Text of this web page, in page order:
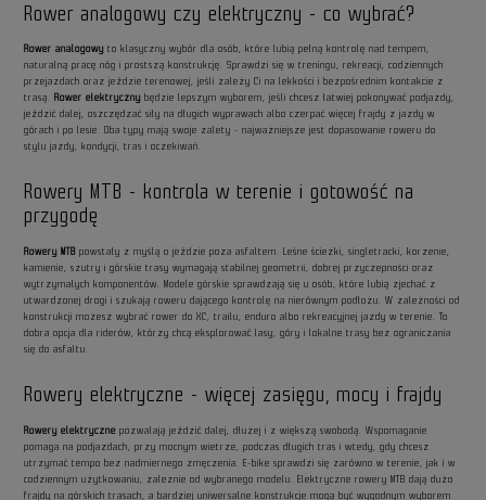
Rower analogowy czy elektryczny - co wybrać?
Rower analogowy to klasyczny wybór dla osób, które lubią pełną kontrolę nad tempem,
naturalną pracę nóg i prostszą konstrukcję. Sprawdzi się w treningu, rekreacji, codziennych
przejazdach oraz jeździe terenowej, jeśli zależy Ci na lekkości i bezpośrednim kontakcie z
trasą. Rower elektryczny będzie lepszym wyborem, jeśli chcesz łatwiej pokonywać podjazdy,
jeździć dalej, oszczędzać siły na długich wyprawach albo czerpać więcej frajdy z jazdy w
górach i po lesie. Oba typy mają swoje zalety - najważniejsze jest dopasowanie roweru do
stylu jazdy, kondycji, tras i oczekiwań.
Rowery MTB - kontrola w terenie i gotowość na
przygodę
Rowery MTB powstały z myślą o jeździe poza asfaltem. Leśne ścieżki, singletracki, korzenie,
kamienie, szutry i górskie trasy wymagają stabilnej geometrii, dobrej przyczepności oraz
wytrzymałych komponentów. Modele górskie sprawdzają się u osób, które lubią zjechać z
utwardzonej drogi i szukają roweru dającego kontrolę na nierównym podłożu. W zależności od
konstrukcji możesz wybrać rower do XC, trailu, enduro albo rekreacyjnej jazdy w terenie. To
dobra opcja dla riderów, którzy chcą eksplorować lasy, góry i lokalne trasy bez ograniczania
się do asfaltu.
Rowery elektryczne - więcej zasięgu, mocy i frajdy
Rowery elektryczne pozwalają jeździć dalej, dłużej i z większą swobodą. Wspomaganie
pomaga na podjazdach, przy mocnym wietrze, podczas długich tras i wtedy, gdy chcesz
utrzymać tempo bez nadmiernego zmęczenia. E-bike sprawdzi się zarówno w terenie, jak i w
codziennym użytkowaniu, zależnie od wybranego modelu. Elektryczne rowery MTB dają dużo
frajdy na górskich trasach, a bardziej uniwersalne konstrukcje mogą być wygodnym wyborem